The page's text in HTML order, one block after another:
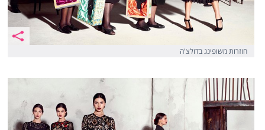
חוזרות משופינג בדולצ'ה